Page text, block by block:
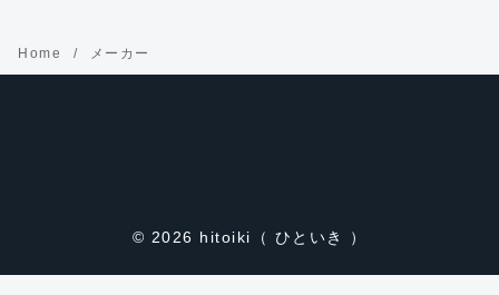
Home メーカー
© 2026 hitoiki（ ひといき ）